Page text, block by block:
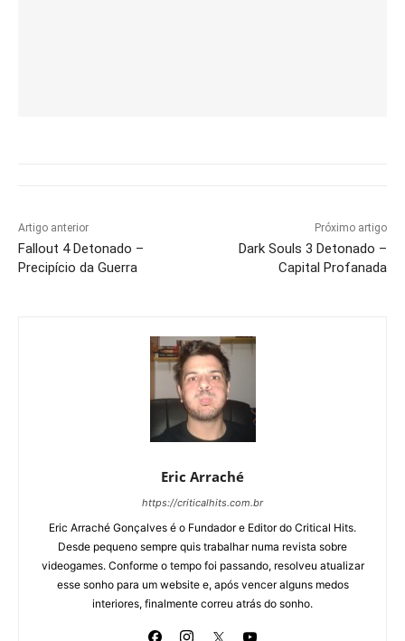
Artigo anterior
Fallout 4 Detonado –
Precipício da Guerra
Próximo artigo
Dark Souls 3 Detonado –
Capital Profanada
Eric Arraché
https://criticalhits.com.br
Eric Arraché Gonçalves é o Fundador e Editor do Critical Hits.
Desde pequeno sempre quis trabalhar numa revista sobre
videogames. Conforme o tempo foi passando, resolveu atualizar
esse sonho para um website e, após vencer alguns medos
interiores, finalmente correu atrás do sonho.